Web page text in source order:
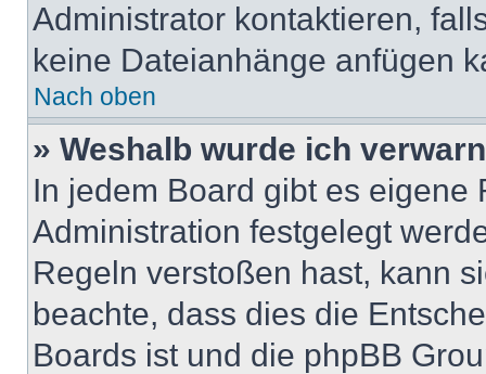
Administrator kontaktieren,
keine Dateianhänge anfügen
Nach oben
» Weshalb wurde ich
In jedem Board gibt es
Administration festgelegt
Regeln verstoßen hast, kann
beachte, dass dies die
Boards ist und die phpBB